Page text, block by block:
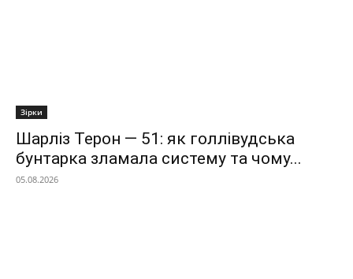
Зірки
Шарліз Терон — 51: як голлівудська
бунтарка зламала систему та чому...
05.08.2026